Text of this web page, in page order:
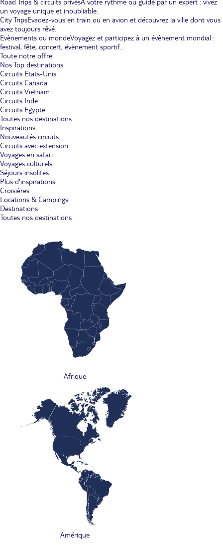
Road Trips & circuits privésA votre rythme ou guidé par un expert : vivez
un voyage unique et inoubliable.
City TripsEvadez-vous en train ou en avion et découvrez la ville dont vous
avez toujours rêvé.
Evènements du mondeVoyagez et participez à un évènement mondial :
festival, fête, concert, évènement sportif...
Toute notre offre
Nos Top destinations
Circuits Etats-Unis
Circuits Canada
Circuits Vietnam
Circuits Inde
Circuits Egypte
Toutes nos destinations
Inspirations
Nouveautés circuits
Circuits avec extension
Voyages en safari
Voyages culturels
Séjours insolites
Plus d'inspirations
Croisières
Locations & Campings
Destinations
Toutes nos destinations
Afrique
Amérique